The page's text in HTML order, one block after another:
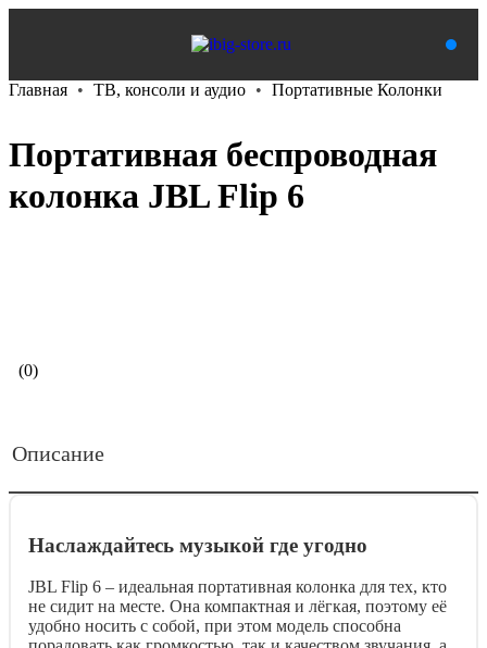
Главная ТВ, консоли и аудио Портативные Колонки
Портативная беспроводная
колонка JBL Flip 6
(0)
Описание
Наслаждайтесь музыкой где угодно
JBL Flip 6 – идеальная портативная колонка для тех, кто
не сидит на месте. Она компактная и лёгкая, поэтому её
удобно носить с собой, при этом модель способна